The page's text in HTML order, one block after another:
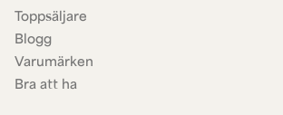
Toppsäljare
Blogg
Varumärken
Bra att ha